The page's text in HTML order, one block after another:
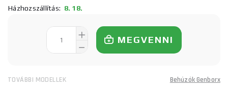
Házhozszállítás: 8. 18.
MEGVENNI
TOVÁBBI MODELLEK Behúzók Genborx